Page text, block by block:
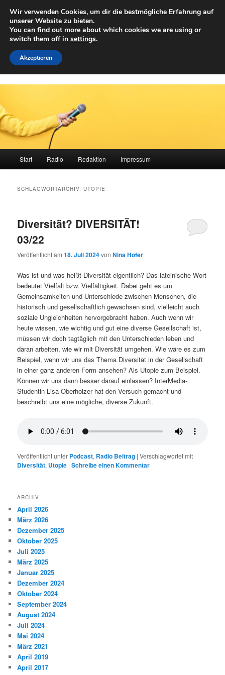
primären
Inhalt
springen
sekundären
Inhalt
springenAchwelle
Campus Medien der Fachhochschule Vorarlberg
Start Radio Redaktion Impressum
SCHLAGWORTARCHIV:UTOPIE
Diversität? DIVERSITÄT!
03/22
Veröffentlicht am18. Juli 2024vonNina Hofer
Was ist und was heißt Diversität eigentlich? Das lateinische Wort
bedeutet Vielfalt bzw. Vielfältigkeit. Dabei geht es um
Gemeinsamkeiten und Unterschiede zwischen Menschen, die
historisch und gesellschaftlich gewachsen sind, vielleicht auch
soziale Ungleichheiten hervorgebracht haben. Auch wenn wir
heute wissen, wie wichtig und gut eine diverse Gesellschaft ist,
müssen wir doch tagtäglich mit den Unterschieden leben und
daran arbeiten, wie wir mit Diversität umgehen. Wie wäre es zum
Beispiel, wenn wir uns das Thema Diversität in der Gesellschaft
in einer ganz anderen Form ansehen? Als Utopie zum Beispiel.
Können wir uns dann besser darauf einlassen? InterMedia-
Studentin Lisa Oberholzer hat den Versuch gemacht und
beschreibt uns eine mögliche, diverse Zukunft.
Veröffentlicht unter Podcast, Radio Beitrag |Verschlagwortet mit
Diversität, Utopie |Schreibe einen Kommentar
ARCHIV
April 2026
März 2026
Dezember 2025
Oktober 2025
Juli 2025
März 2025
Januar 2025
Dezember 2024
Oktober 2024
September 2024
August 2024
Juli 2024
Mai 2024
März 2021
April 2019
April 2017
Wir verwenden Cookies, um dir die bestmögliche Erfahrung auf
unserer Website zu bieten.
You can find out more about which cookies we are using or
switch them off in settings.
Akzeptieren